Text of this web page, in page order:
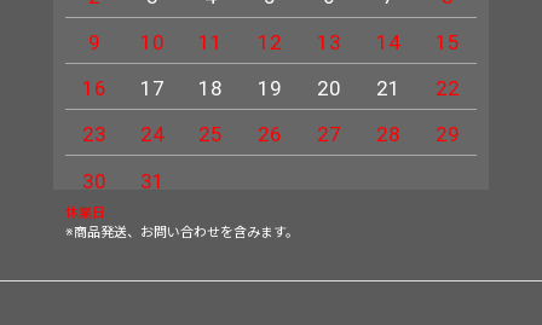
9
10 11 12 13 14
15
16
17 18 19 20 21
22
23
24 25 26 27 28
29
30
31
休業日
※商品発送、お問い合わせを含みます。